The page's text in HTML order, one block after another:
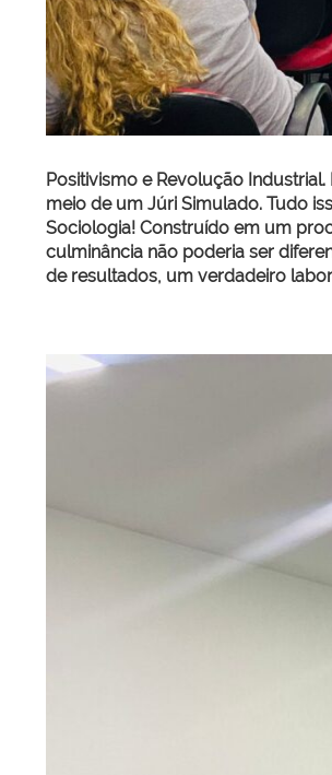
Positivismo e Revolução
meio de um Júri Simulado. Tudo
Sociologia! Construído em um
culminância não poderia ser
de resultados, um verdadeiro